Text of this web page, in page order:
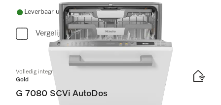
Leverbaar uit voorraad met gratis levering
Vergelijken
Volledig integreerbare vaatwassers
Gold
G 7080 SCVi AutoDos